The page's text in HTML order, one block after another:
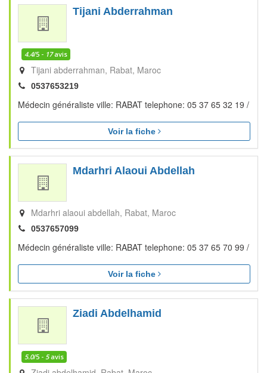
Tijani Abderrahman
4.4/5 - 17avis
Tijani abderrahman Rabat Maroc
0537653219
Médecin généraliste ville: RABAT telephone: 05 37 65 32 19 /
Voir la fiche
Mdarhri Alaoui Abdellah
Mdarhri alaoui abdellah Rabat Maroc
0537657099
Médecin généraliste ville: RABAT telephone: 05 37 65 70 99 /
Voir la fiche
Ziadi Abdelhamid
5.0/5 - 5avis